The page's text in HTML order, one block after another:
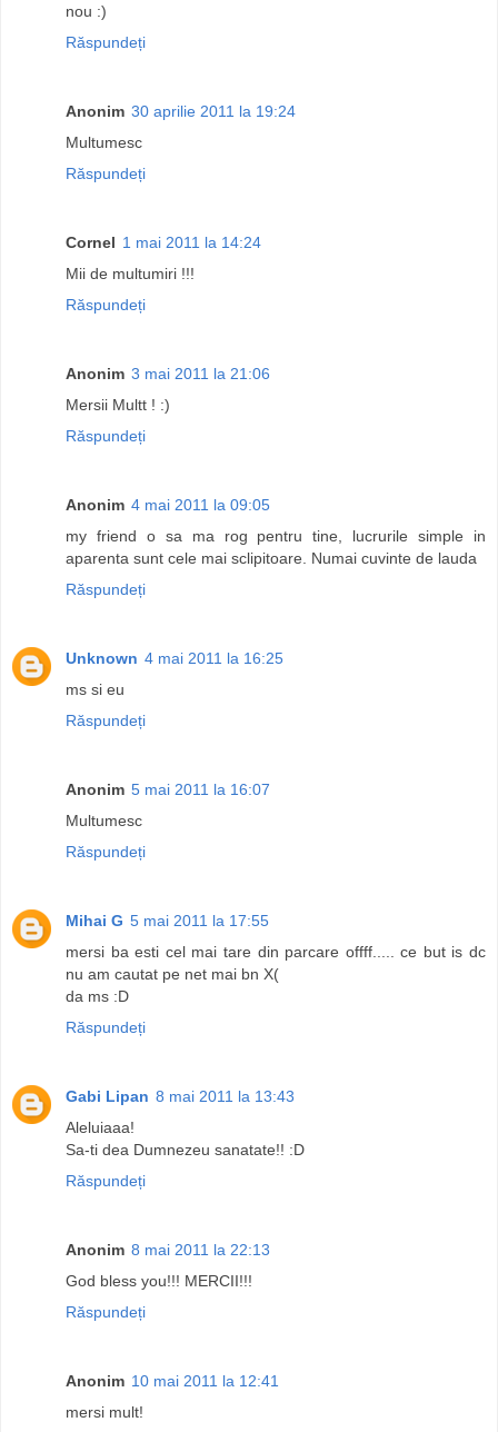
nou :)
Răspundeți
Anonim 30 aprilie 2011 la 19:24
Multumesc
Răspundeți
Cornel 1 mai 2011 la 14:24
Mii de multumiri !!!
Răspundeți
Anonim 3 mai 2011 la 21:06
Mersii Multt ! :)
Răspundeți
Anonim 4 mai 2011 la 09:05
my friend o sa ma rog pentru tine, lucrurile simple in
aparenta sunt cele mai sclipitoare. Numai cuvinte de lauda
Răspundeți
Unknown 4 mai 2011 la 16:25
ms si eu
Răspundeți
Anonim 5 mai 2011 la 16:07
Multumesc
Răspundeți
Mihai G 5 mai 2011 la 17:55
mersi ba esti cel mai tare din parcare offff..... ce but is dc
nu am cautat pe net mai bn X(
da ms :D
Răspundeți
Gabi Lipan 8 mai 2011 la 13:43
Aleluiaaa!
Sa-ti dea Dumnezeu sanatate!! :D
Răspundeți
Anonim 8 mai 2011 la 22:13
God bless you!!! MERCII!!!
Răspundeți
Anonim 10 mai 2011 la 12:41
mersi mult!